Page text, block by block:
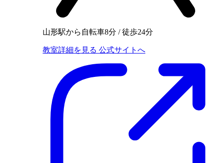
山形駅から自転車8分 / 徒歩24分
教室詳細を見る 公式サイトへ